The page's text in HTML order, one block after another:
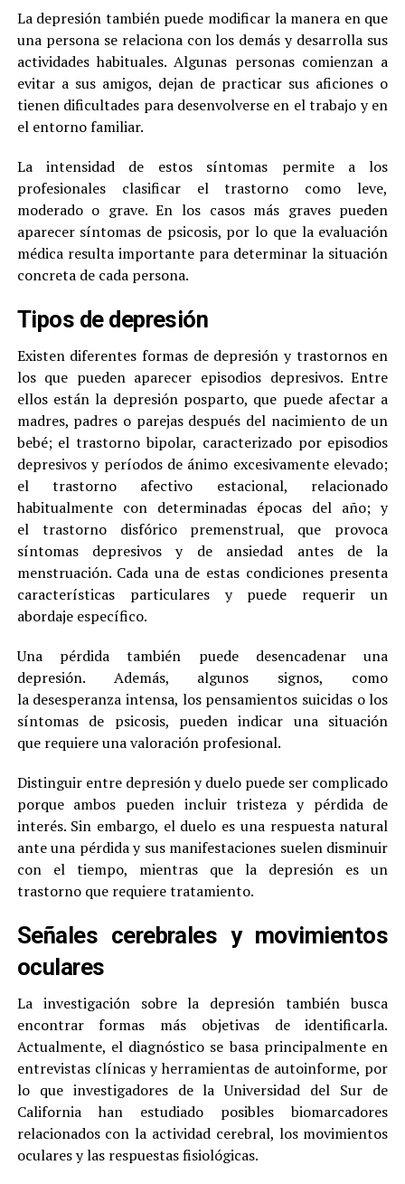
La depresión también puede modificar la manera en que
una persona se relaciona con los demás y desarrolla sus
actividades habituales. Algunas personas comienzan a
evitar a sus amigos, dejan de practicar sus aficiones o
tienen dificultades para desenvolverse en el trabajo y en
el entorno familiar.
La intensidad de estos síntomas permite a los
profesionales clasificar el trastorno como leve,
moderado o grave. En los casos más graves pueden
aparecer síntomas de psicosis, por lo que la evaluación
médica resulta importante para determinar la situación
concreta de cada persona.
Tipos de depresión
Existen diferentes formas de depresión y trastornos en
los que pueden aparecer episodios depresivos. Entre
ellos están la depresión posparto, que puede afectar a
madres, padres o parejas después del nacimiento de un
bebé; el trastorno bipolar, caracterizado por episodios
depresivos y períodos de ánimo excesivamente elevado;
el trastorno afectivo estacional, relacionado
habitualmente con determinadas épocas del año; y
el trastorno disfórico premenstrual, que provoca
síntomas depresivos y de ansiedad antes de la
menstruación. Cada una de estas condiciones presenta
características particulares y puede requerir un
abordaje específico.
Una pérdida también puede desencadenar una
depresión. Además, algunos signos, como
la desesperanza intensa, los pensamientos suicidas o los
síntomas de psicosis, pueden indicar una situación
que requiere una valoración profesional.
Distinguir entre depresión y duelo puede ser complicado
porque ambos pueden incluir tristeza y pérdida de
interés. Sin embargo, el duelo es una respuesta natural
ante una pérdida y sus manifestaciones suelen disminuir
con el tiempo, mientras que la depresión es un
trastorno que requiere tratamiento.
Señales cerebrales y movimientos
oculares
La investigación sobre la depresión también busca
encontrar formas más objetivas de identificarla.
Actualmente, el diagnóstico se basa principalmente en
entrevistas clínicas y herramientas de autoinforme, por
lo que investigadores de la Universidad del Sur de
California han estudiado posibles biomarcadores
relacionados con la actividad cerebral, los movimientos
oculares y las respuestas fisiológicas.